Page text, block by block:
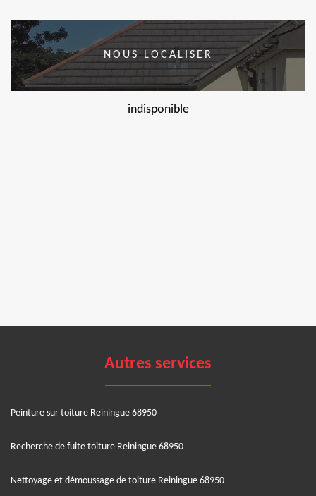
NOUS LOCALISER
indisponible
Autres services
Peinture sur toiture Reiningue 68950
Recherche de fuite toiture Reiningue 68950
Nettoyage et démoussage de toiture Reiningue 68950